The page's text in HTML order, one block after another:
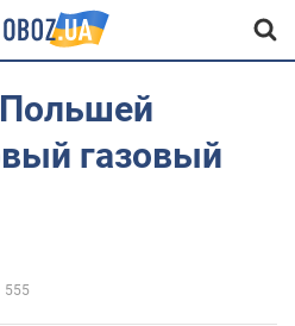
газовый
555